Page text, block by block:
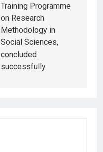
Training Programme
on Research
Methodology in
Social Sciences,
concluded
successfully